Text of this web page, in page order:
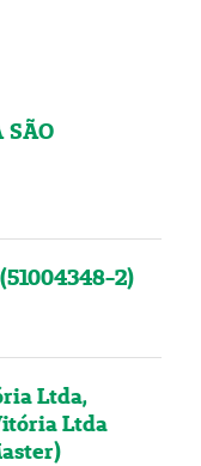
SÃO
2)
Ltda,
Ltda